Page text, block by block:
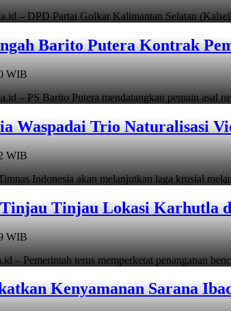
– DPD Partai Golkar Kalimantan Selatan
Barito Putera Kontrak
WIB
– PS Barito Putera mendatangkan pemain asal
Waspadai Trio Naturalisasi
WIB
Indonesia akan melanjutkan laga krusial
Tinjau Lokasi Karhutla
WIB
– Pemerintah terus memperketat penanganan
Kenyamanan Sarana